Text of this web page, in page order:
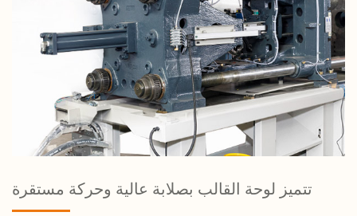
تتميز لوحة القالب بصلابة عالية وحركة مستقرة